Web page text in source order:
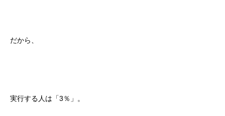
だから、
実行する人は「3％」。